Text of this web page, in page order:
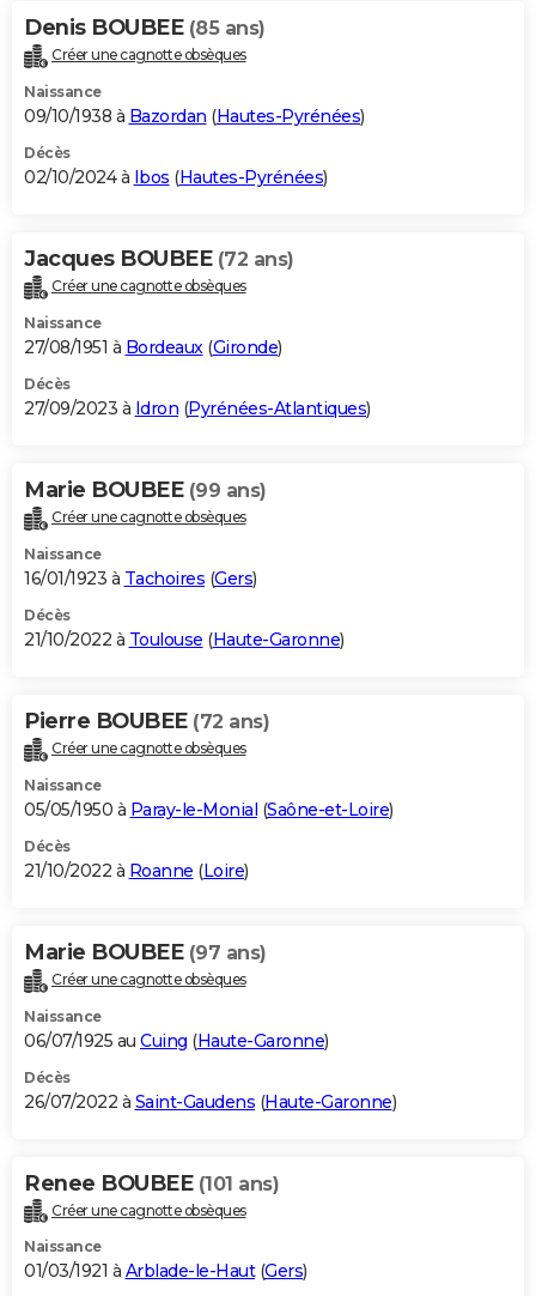
Denis BOUBEE (85 ans)
Créer une cagnotte obsèques
Naissance
09/10/1938 à Bazordan (Hautes-Pyrénées)
Décès
02/10/2024 à Ibos (Hautes-Pyrénées)
Jacques BOUBEE (72 ans)
Créer une cagnotte obsèques
Naissance
27/08/1951 à Bordeaux(Gironde)
Décès
27/09/2023 à Idron (Pyrénées-Atlantiques)
Marie BOUBEE (99 ans)
Créer une cagnotte obsèques
Naissance
16/01/1923 à Tachoires (Gers)
Décès
21/10/2022 à Toulouse (Haute-Garonne)
Pierre BOUBEE (72 ans)
Créer une cagnotte obsèques
Naissance
05/05/1950 à Paray-le-Monial (Saône-et-Loire)
Décès
21/10/2022 à Roanne (Loire)
Marie BOUBEE (97 ans)
Créer une cagnotte obsèques
Naissance
06/07/1925 au Cuing (Haute-Garonne)
Décès
26/07/2022 à Saint-Gaudens (Haute-Garonne)
Renee BOUBEE (101 ans)
Créer une cagnotte obsèques
Naissance
01/03/1921 à Arblade-le-Haut(Gers)